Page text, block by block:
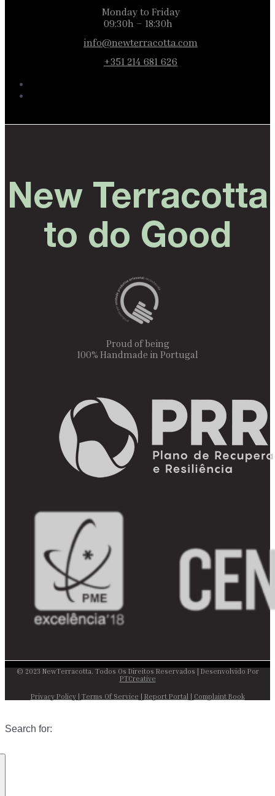
Monday to Friday
09:30h – 18:30h
info@newterracotta.com
+351 214 681 626
New Terracotta
to do Good
Proud of being
100% Handmade in Portugal
© 2023 NewTerracotta. Todos Os Direitos Reservados | Desenvolvido Por
PTCreative
Privacy Policy| Terms Of Service Report Portal Complaint Book
Search for: